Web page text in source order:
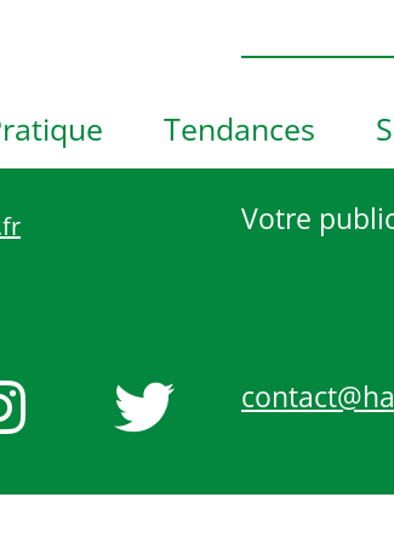
V
i
e
Tendances
Votre